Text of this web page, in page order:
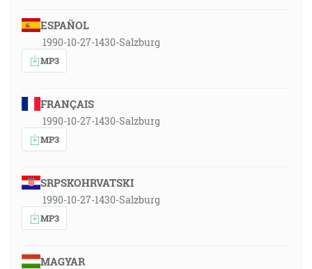
ESPAÑOL
1990-10-27-1430-Salzburg
MP3
FRANÇAIS
1990-10-27-1430-Salzburg
MP3
SRPSKOHRVATSKI
1990-10-27-1430-Salzburg
MP3
MAGYAR